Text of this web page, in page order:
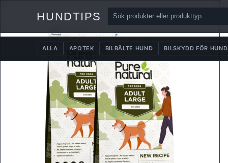
HUNDTIPS
ALLA APOTEK BILBÄLTE HUND BILSKYDD FÖR HUND